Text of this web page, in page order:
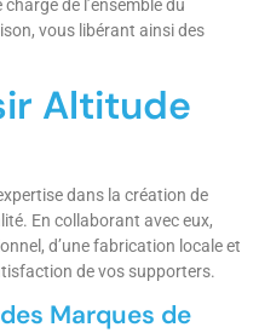
de l’ensemble du
vous libérant ainsi des
Altitude
dans la création de
En collaborant avec eux,
d’une fabrication locale et
de vos supporters.
Marques de